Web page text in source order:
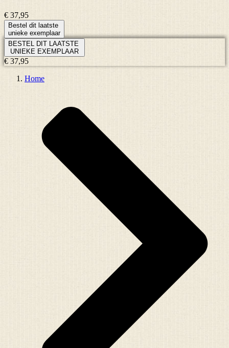
€ 37,95
Bestel dit laatste
unieke exemplaar
BESTEL DIT LAATSTE
UNIEKE EXEMPLAAR
€ 37,95
Home